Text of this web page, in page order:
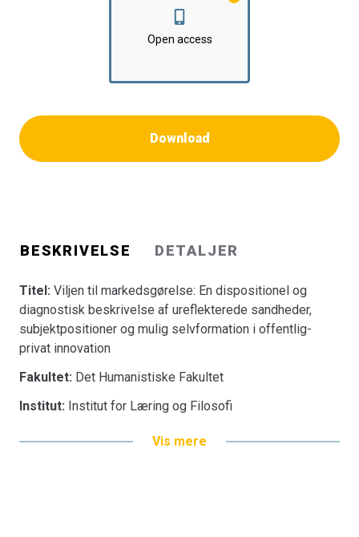
Open access
Download
BESKRIVELSE DETALJER
Titel: Viljen til markedsgørelse: En dispositionel og
diagnostisk beskrivelse af ureflekterede sandheder,
subjektpositioner og mulig selvformation i offentlig-
privat innovation
Fakultet: Det Humanistiske Fakultet
Institut: Institut for Læring og Filosofi
Vis mere